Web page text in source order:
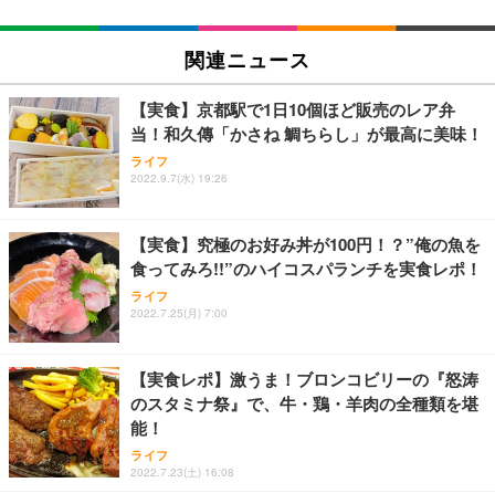
SIHOO B100 オフィスチェア／デスクチェア メッシ
ュチェア 人間工学 疲れない ブラック
￥27,999
Sezlife オフィスチェア デスクチェア 疲れない テレ
ワーク チェア 強化バックレスト 30度ロッキング機
能 人間工学 椅子 腰サポート 90度跳ね上げ式アーム
ョン PCチェア 通気性メッシュ ゲーミング/勉強/事
務用 おしゃれ パソコンチェア (ブラック)
Sezlife オフィスチェア デスクチェア 疲れない テレ
ワーク チェア 強化バックレスト 30度ロッキング機
能 人間工学 椅子 腰サポート 90度跳ね上げ式アーム
務用 おしゃれ パソコンチェア (ホワイト)
ANDWINT オフィスチェア デスクチェア 肘なし メ
ッシュ 通気性 ランバーサポート付き 腰サポート ガ
ス圧無段階昇降 360度回転 キャスター付き コンパク
ト 幅52×奥行58.5×高さ84～96cm テレワーク 在宅
￥4,139
EIZO ビジネス向けプレミアムモニター | FlexScan
￥109,572
【純正品】27"ゲーミングモニター DualSense 充電
フック付き（CFI-ZDM1J）
【整備済み品】Dell E2724HS 27インチ 液晶モニタ
ー フルHD（1920×1080）VA 非光沢 HDMI/DisplayP
ort/VGA スピーカー内蔵 高さ調整 スイベル VESA対
【MiniLED/24.5inch/280Hz/FHD】GRAPHT THE S
HOOTER Gaming Monitor 24” Essential ゲーミン
グモニター QD 24.5インチ 1ms FHD 量子ドット 残
像低減 (3年保証 | 輝点保証 | 日本メーカー)
￥34,980
Amazonベーシック ペットシーツ 厚型 ワイド 42枚
x2袋(84枚) ホワイト(吸収面:ライトブルー)
￥3,234
ネオ・ルーライフ ネオ・オムツ L 中型犬用 26枚入
り 単品
Smart Basic(スマートベーシック) 【Amazon.co.jp
限定】 Smart Basic アイリスオーヤマ ペットシーツ
超厚型 お徳用 ワイド 100枚入 (x 1) (ケース販売)
アイリスオーヤマ ペットシーツ 超厚型 お徳用 レギ
ュラー 200枚入【Amazon.co.jp限定】
￥3,731
関連ニュース
【実食】京都駅で1日10個ほど販売のレア弁
当！和久傳「かさね 鯛ちらし」が最高に美味！
ライフ
2022.9.7(水) 19:26
【実食】究極のお好み丼が100円！？”俺の魚を
食ってみろ!!”のハイコスパランチを実食レポ！
ライフ
2022.7.25(月) 7:00
【実食レポ】激うま！ブロンコビリーの『怒涛
のスタミナ祭』で、牛・鶏・羊肉の全種類を堪
能！
ライフ
2022.7.23(土) 16:08